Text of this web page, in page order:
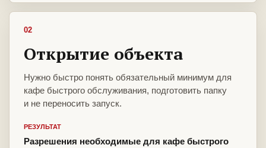
02
Открытие объекта
Нужно быстро понять обязательный минимум для
кафе быстрого обслуживания, подготовить папку
и не переносить запуск.
РЕЗУЛЬТАТ
Разрешения необходимые для кафе быстрого